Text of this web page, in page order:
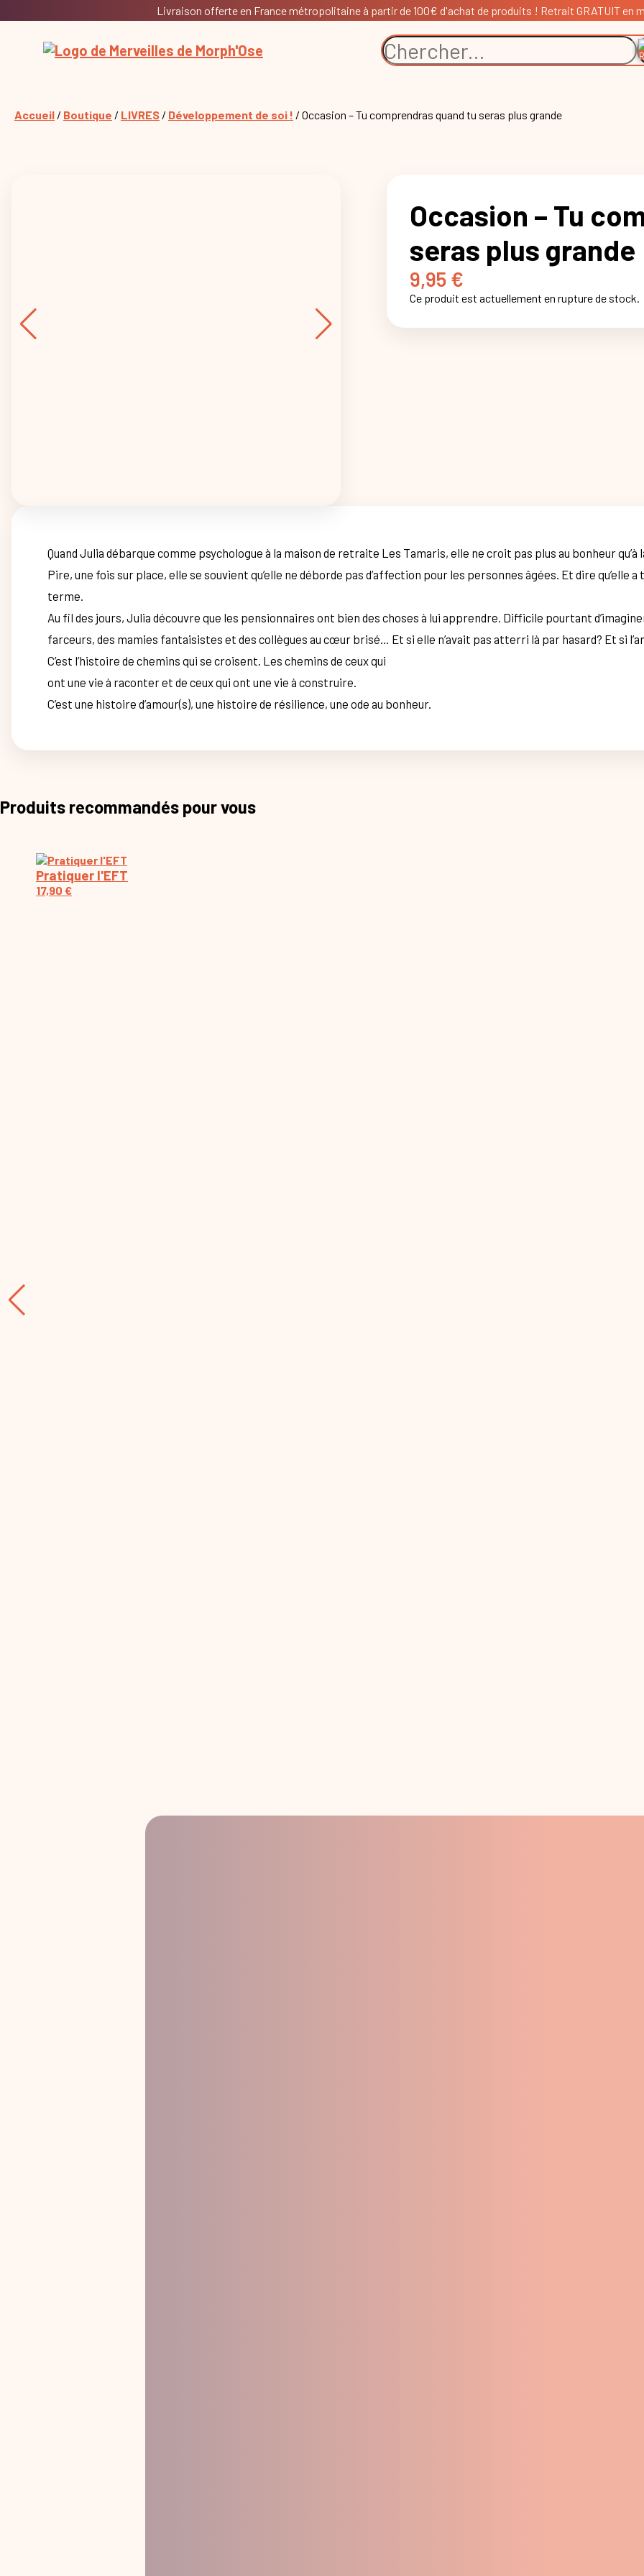
Livraison offerte en France métropolitaine à partir de 100€ d'achat de produits ! Retrait GRATUIT en
Accueil / Boutique / LIVRES / Développement de soi ! / Occasion – Tu comprendras quand tu seras plus grande
Occasion – Tu
seras plus grande
9,95 €
Ce produit est actuellement en rupture de stock.
Quand Julia débarque comme psychologue à la maison de retraite Les Tamaris, elle ne croit pas plus au bonheur qu’à
Pire, une fois sur place, elle se souvient qu’elle ne déborde pas d’affection pour les personnes âgées. Et dire qu’elle
terme.
Au fil des jours, Julia découvre que les pensionnaires ont bien des choses à lui apprendre. Difficile pourtant
farceurs, des mamies fantaisistes et des collègues au cœur brisé… Et si elle n’avait pas atterri là par hasard? Et si
C’est l’histoire de chemins qui se croisent. Les chemins de ceux qui
ont une vie à raconter et de ceux qui ont une vie à construire.
C’est une histoire d’amour(s), une histoire de résilience, une ode au bonheur.
Produits recommandés pour vous
Pratiquer l'EFT
17,90 €